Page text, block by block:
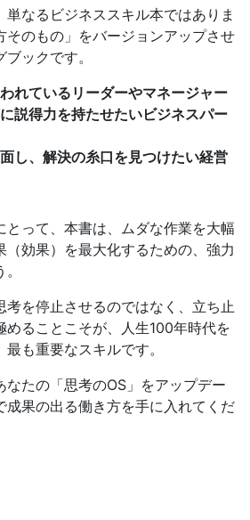
単なるビジネススキル本ではありま
そのもの」をバージョンアップさせ
ックです。
れているリーダーやマネージャー
説得力を持たせたいビジネスパー
し、解決の糸口を見つけたい経営
とって、本書は、ムダな作業を大幅
（効果）を最大化するための、強力
考を停止させるのではなく、立ち止
めることこそが、人生100年時代を
も重要なスキルです。
なたの「思考のOS」をアップデー
成果の出る働き方を手に入れてくだ